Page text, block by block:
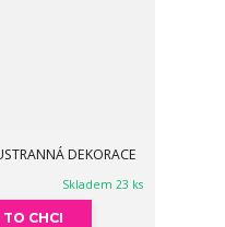
DEKORACE
Skladem 23 ks
CHCI